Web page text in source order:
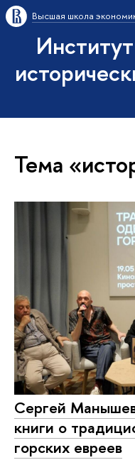
Высшая школа
Тема
Сергей
книги о
горских евреев